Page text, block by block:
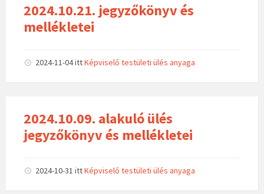
2024.10.21. jegyzőkönyv és
mellékletei
2024-11-04ittKépviselő testületi ülés anyaga
2024.10.09. alakuló ülés
jegyzőkönyv és mellékletei
2024-10-31 ittKépviselő testületi ülés anyaga